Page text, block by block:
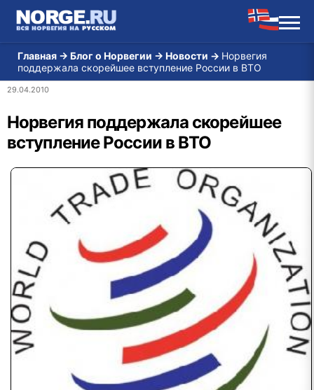
Главная → Блог о Норвегии → Новости → Норвегия
поддержала скорейшее вступление России в ВТО
29.04.2010
Норвегия поддержала скорейшее
вступление России в ВТО